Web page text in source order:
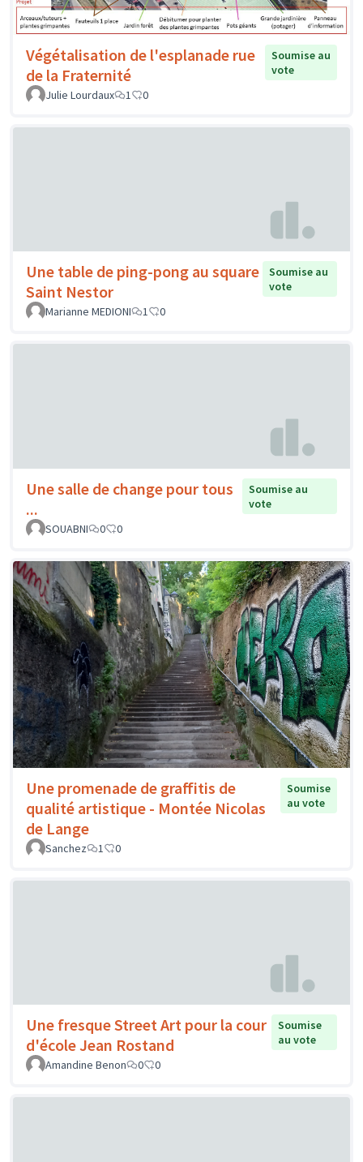
Végétalisation de l'esplanade rue
de la Fraternité
Soumise au
vote
Julie Lourdaux
1 0
Une table de ping-pong au square
Saint Nestor
Soumise au
vote
Marianne MEDIONI
1 0
Une salle de change pour tous
...
Soumise au
vote
SOUABNI
0 0
Une promenade de graffitis de
qualité artistique - Montée Nicolas
de Lange
Soumise
au vote
Sanchez 1 0
Une fresque Street Art pour la cour
d'école Jean Rostand
Soumise
au vote
Amandine Benon
0 0